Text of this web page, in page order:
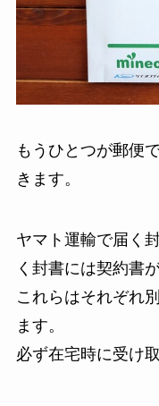
もうひとつが郵便
きます。
ヤマト運輸で届く
く封書には契約書
これらはそれぞれ
ます。
必ず在宅時に受け